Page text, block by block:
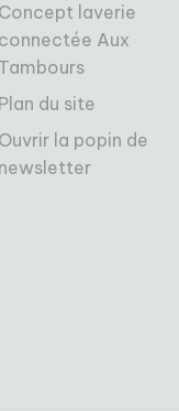
Concept laverie
connectée Aux
Tambours
Plan du site
Ouvrir la popin de
newsletter